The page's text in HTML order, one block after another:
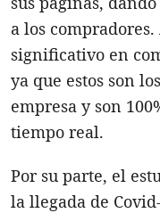
a los
significativo en
ya que estos son
empresa y son
tiempo real.
Por su parte, el
la llegada de